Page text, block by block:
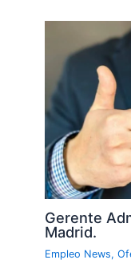
Gerente
Madrid.
Empleo News,